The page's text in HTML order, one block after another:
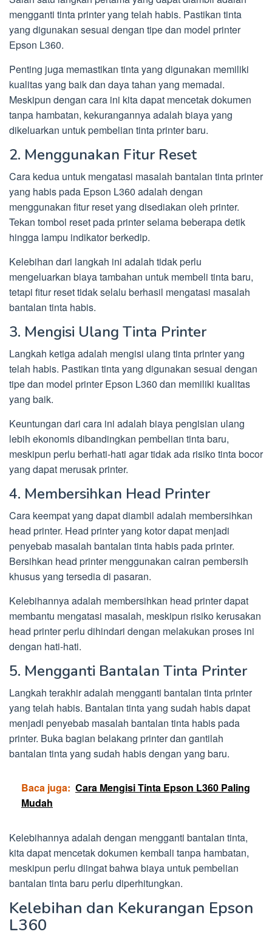
mengganti tinta printer yang telah habis. Pastikan tinta
yang digunakan sesuai dengan tipe dan model printer
Epson L360.
Penting juga memastikan tinta yang digunakan memiliki
kualitas yang baik dan daya tahan yang memadai.
Meskipun dengan cara ini kita dapat mencetak dokumen
tanpa hambatan, kekurangannya adalah biaya yang
dikeluarkan untuk pembelian tinta printer baru.
2. Menggunakan Fitur Reset
Cara kedua untuk mengatasi masalah bantalan tinta printer
yang habis pada Epson L360 adalah dengan
menggunakan fitur reset yang disediakan oleh printer.
Tekan tombol reset pada printer selama beberapa detik
hingga lampu indikator berkedip.
Kelebihan dari langkah ini adalah tidak perlu
mengeluarkan biaya tambahan untuk membeli tinta baru,
tetapi fitur reset tidak selalu berhasil mengatasi masalah
bantalan tinta habis.
3. Mengisi Ulang Tinta Printer
Langkah ketiga adalah mengisi ulang tinta printer yang
telah habis. Pastikan tinta yang digunakan sesuai dengan
tipe dan model printer Epson L360 dan memiliki kualitas
yang baik.
Keuntungan dari cara ini adalah biaya pengisian ulang
lebih ekonomis dibandingkan pembelian tinta baru,
meskipun perlu berhati-hati agar tidak ada risiko tinta bocor
yang dapat merusak printer.
4. Membersihkan Head Printer
Cara keempat yang dapat diambil adalah membersihkan
head printer. Head printer yang kotor dapat menjadi
penyebab masalah bantalan tinta habis pada printer.
Bersihkan head printer menggunakan cairan pembersih
khusus yang tersedia di pasaran.
Kelebihannya adalah membersihkan head printer dapat
membantu mengatasi masalah, meskipun risiko kerusakan
head printer perlu dihindari dengan melakukan proses ini
dengan hati-hati.
5. Mengganti Bantalan Tinta Printer
Langkah terakhir adalah mengganti bantalan tinta printer
yang telah habis. Bantalan tinta yang sudah habis dapat
menjadi penyebab masalah bantalan tinta habis pada
printer. Buka bagian belakang printer dan gantilah
bantalan tinta yang sudah habis dengan yang baru.
Baca juga: Cara Mengisi Tinta Epson L360 Paling
Mudah
Kelebihannya adalah dengan mengganti bantalan tinta,
kita dapat mencetak dokumen kembali tanpa hambatan,
meskipun perlu diingat bahwa biaya untuk pembelian
bantalan tinta baru perlu diperhitungkan.
Kelebihan dan Kekurangan Epson
L360